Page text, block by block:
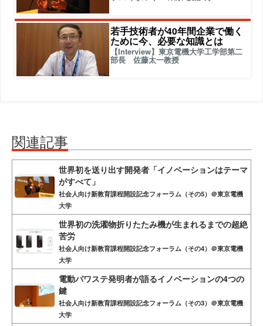
若手技術者が40年間企業で働く
ために今、必要な知識とは
【Interview】東京電機大学工学部第二
部長 佐藤太一教授
関連記事
世界初を送り出す開発者「イノベーションはテーマ
がすべて」
社会人向け新教育課程開設記念フォーラム（その5）＠東京電機
大学
世界初の洗濯物折りたたみ機が生まれるまでの超絶
苦労
社会人向け新教育課程開設記念フォーラム（その4）＠東京電機
大学
電動パワステ発明者が語るイノベーションの4つの
鍵
社会人向け新教育課程開設記念フォーラム（その3）＠東京電機
大学